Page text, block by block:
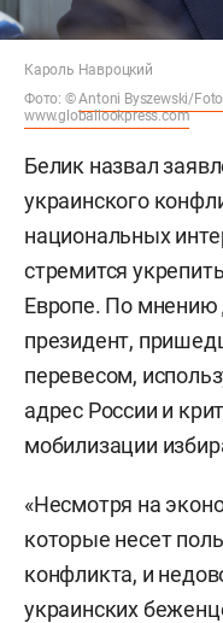
Кароль Навроцкий
Фото: ©Antoni Byszewski/
www.globallookpress.com
Белик назвал
украинского
национальных
стремится
Европе. По мнению
президент,
перевесом,
адрес России и
мобилизации
«Несмотря на
которые несет
конфликта, и
украинских